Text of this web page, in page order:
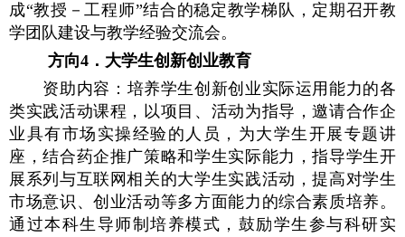
成“教授－工程师”结合的稳定教学梯队，定期召开教
学团队建设与教学经验交流会。
方向4．大学生创新创业教育
资助内容：培养学生创新创业实际运用能力的各
类实践活动课程，以项目、活动为指导，邀请合作企
业具有市场实操经验的人员，为大学生开展专题讲
座，结合药企推广策略和学生实际能力，指导学生开
展系列与互联网相关的大学生实践活动，提高对学生
市场意识、创业活动等多方面能力的综合素质培养。
通过本科生导师制培养模式，鼓励学生参与科研实